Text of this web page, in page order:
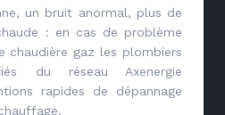
un bruit anormal, plus de
: en cas de problème
chaudière gaz les plombiers
du réseau Axenergie
rapides de dépannage